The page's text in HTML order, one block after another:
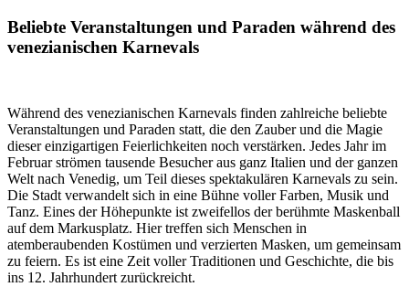
Beliebte Veranstaltungen und Paraden während des
venezianischen Karnevals
Während des venezianischen Karnevals finden zahlreiche beliebte
Veranstaltungen und Paraden statt, die den Zauber und die Magie
dieser einzigartigen Feierlichkeiten noch verstärken. Jedes Jahr im
Februar strömen tausende Besucher aus ganz Italien und der ganzen
Welt nach Venedig, um Teil dieses spektakulären Karnevals zu sein.
Die Stadt verwandelt sich in eine Bühne voller Farben, Musik und
Tanz. Eines der Höhepunkte ist zweifellos der berühmte Maskenball
auf dem Markusplatz. Hier treffen sich Menschen in
atemberaubenden Kostümen und verzierten Masken, um gemeinsam
zu feiern. Es ist eine Zeit voller Traditionen und Geschichte, die bis
ins 12. Jahrhundert zurückreicht.